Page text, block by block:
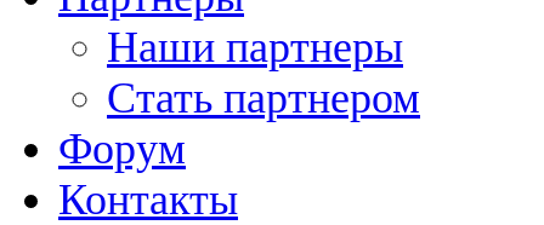
Наши партнеры
Стать партнером
Форум
Контакты